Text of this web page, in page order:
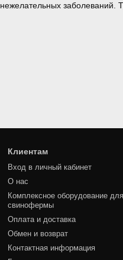
нежелательных заболеваний.
Клиентам
Вход в личный кабинет
О нас
Комплексное оборудование для
свинофермы
Оплата и доставка
Обмен и возврат
Контактная информация